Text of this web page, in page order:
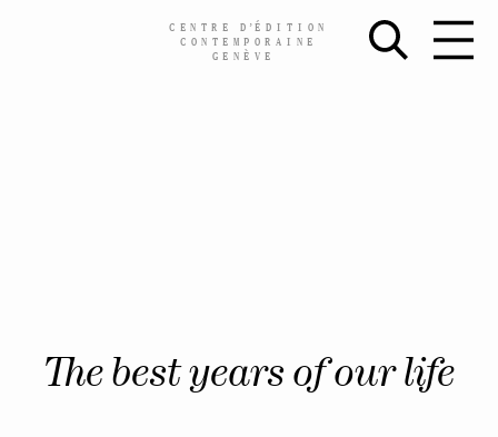
content
CENTRE D’ÉDITION
CONTEMPORAINE
GENÈVE
The best years of our life